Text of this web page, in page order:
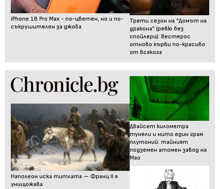
iPhone 18 Pro Max - по-цветен, но и по-
съкрушителен за джоба
Трети сезон на “Домът на
дракона” (ревю без
спойлери): Вестерос
отново кърви по-красиво
от всякога
Наполеон иска титлата — Франц II я
унищожава
Двайсет километра
тунели и нито един грам
плутоний: тайният
подземен атомен завод на
Мао